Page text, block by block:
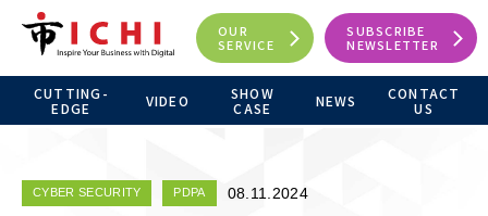
OUR
SERVICE
SUBSCRIBE
NEWSLETTER
CUTTING-
EDGE
VIDEO
SHOW
CASE
NEWS
CONTACT
US
CYBER SECURITY PDPA 08.11.2024